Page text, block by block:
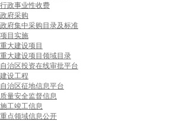
行政事业性收费
政府采购
政府集中采购目录及标准
项目实施
重大建设项目
重大建设项目领域目录
自治区投资在线审批平台
建设工程
自治区征地信息平台
质量安全监督信息
施工竣工信息
重点领域信息公开